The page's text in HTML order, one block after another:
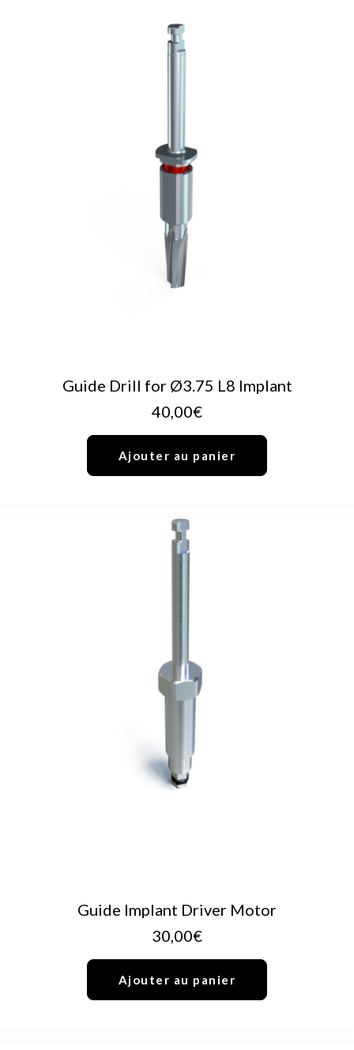
AJOUTER AU PANIER
Guide Drill for Ø3.75 L8 Implant
40,00€
Ajouter au panier
AJOUTER AU PANIER
Guide Implant Driver Motor
30,00€
Ajouter au panier